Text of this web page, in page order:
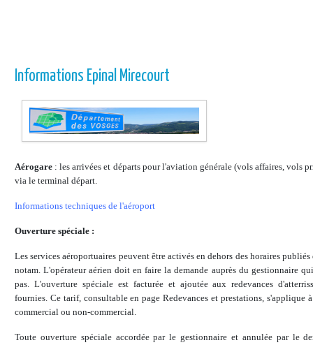
Informations Epinal Mirecourt
Aérogare : les arrivées et départs pour l'aviation générale (vols affaires, vols
via le terminal départ.
Informations techniques de l'aéroport
Ouverture spéciale :
Les services aéroportuaires peuvent être activés en dehors des horaires
notam. L'opérateur aérien doit en faire la demande auprès du gestionnaire
pas. L'ouverture spéciale est facturée et ajoutée aux redevances
fournies. Ce tarif, consultable en page Redevances et prestations, s'applique
commercial ou non-commercial.
Toute ouverture spéciale accordée par le gestionnaire et annulée par le